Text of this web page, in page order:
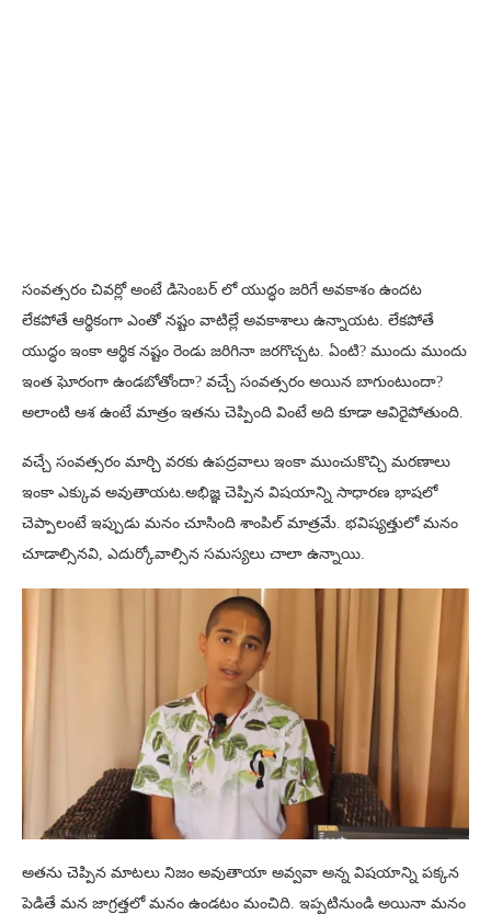
సంవత్సరం చివర్లో అంటే డిసెంబర్ లో యుద్ధం జరిగే అవకాశం ఉందట
లేకపోతే ఆర్థికంగా ఎంతో నష్టం వాటిల్లే అవకాశాలు ఉన్నాయట. లేకపోతే
యుద్ధం ఇంకా ఆర్థిక నష్టం రెండు జరిగినా జరగొచ్చట. ఏంటి? ముందు ముందు
ఇంత ఘోరంగా ఉండబోతోందా? వచ్చే సంవత్సరం అయిన బాగుంటుందా?
అలాంటి ఆశ ఉంటే మాత్రం ఇతను చెప్పింది వింటే అది కూడా ఆవిరైపోతుంది.
వచ్చే సంవత్సరం మార్చి వరకు ఉపద్రవాలు ఇంకా ముంచుకొచ్చి మరణాలు
ఇంకా ఎక్కువ అవుతాయట.అభిజ్ఞ చెప్పిన విషయాన్ని సాధారణ భాషలో
చెప్పాలంటే ఇప్పుడు మనం చూసింది శాంపిల్ మాత్రమే. భవిష్యత్తులో మనం
చూడాల్సినవి, ఎదుర్కోవాల్సిన సమస్యలు చాలా ఉన్నాయి.
అతను చెప్పిన మాటలు నిజం అవుతాయా అవ్వవా అన్న విషయాన్ని పక్కన
పెడితే మన జాగ్రత్తలో మనం ఉండటం మంచిది. ఇప్పటినుండి అయినా మనం